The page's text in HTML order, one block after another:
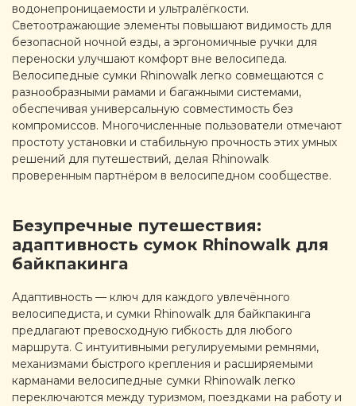
водонепроницаемости и ультралёгкости.
Светоотражающие элементы повышают видимость для
безопасной ночной езды, а эргономичные ручки для
переноски улучшают комфорт вне велосипеда.
Велосипедные сумки Rhinowalk легко совмещаются с
разнообразными рамами и багажными системами,
обеспечивая универсальную совместимость без
компромиссов. Многочисленные пользователи отмечают
простоту установки и стабильную прочность этих умных
решений для путешествий, делая Rhinowalk
проверенным партнёром в велосипедном сообществе.
Безупречные путешествия:
адаптивность сумок Rhinowalk для
байкпакинга
Адаптивность — ключ для каждого увлечённого
велосипедиста, и сумки Rhinowalk для байкпакинга
предлагают превосходную гибкость для любого
маршрута. С интуитивными регулируемыми ремнями,
механизмами быстрого крепления и расширяемыми
карманами велосипедные сумки Rhinowalk легко
переключаются между туризмом, поездками на работу и